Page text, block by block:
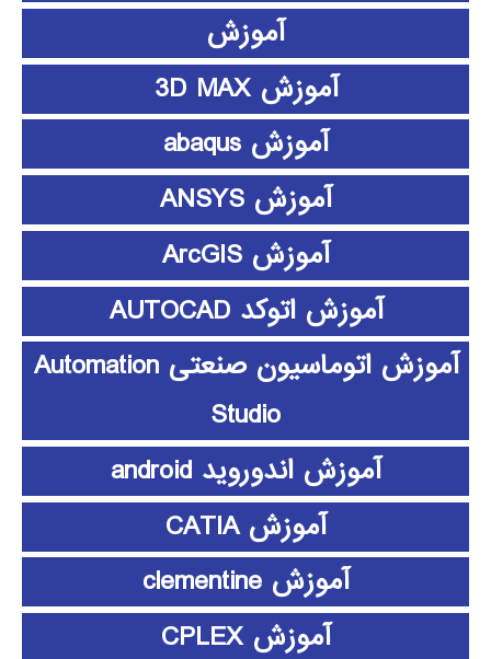
آموزش
آموزش 3D MAX
آموزش abaqus
آموزش ANSYS
آموزش ArcGIS
آموزش اتوکد AUTOCAD
آموزش اتوماسیون صنعتی Automation
Studio
آموزش اندوروید android
آموزش CATIA
آموزش clementine
آموزش CPLEX